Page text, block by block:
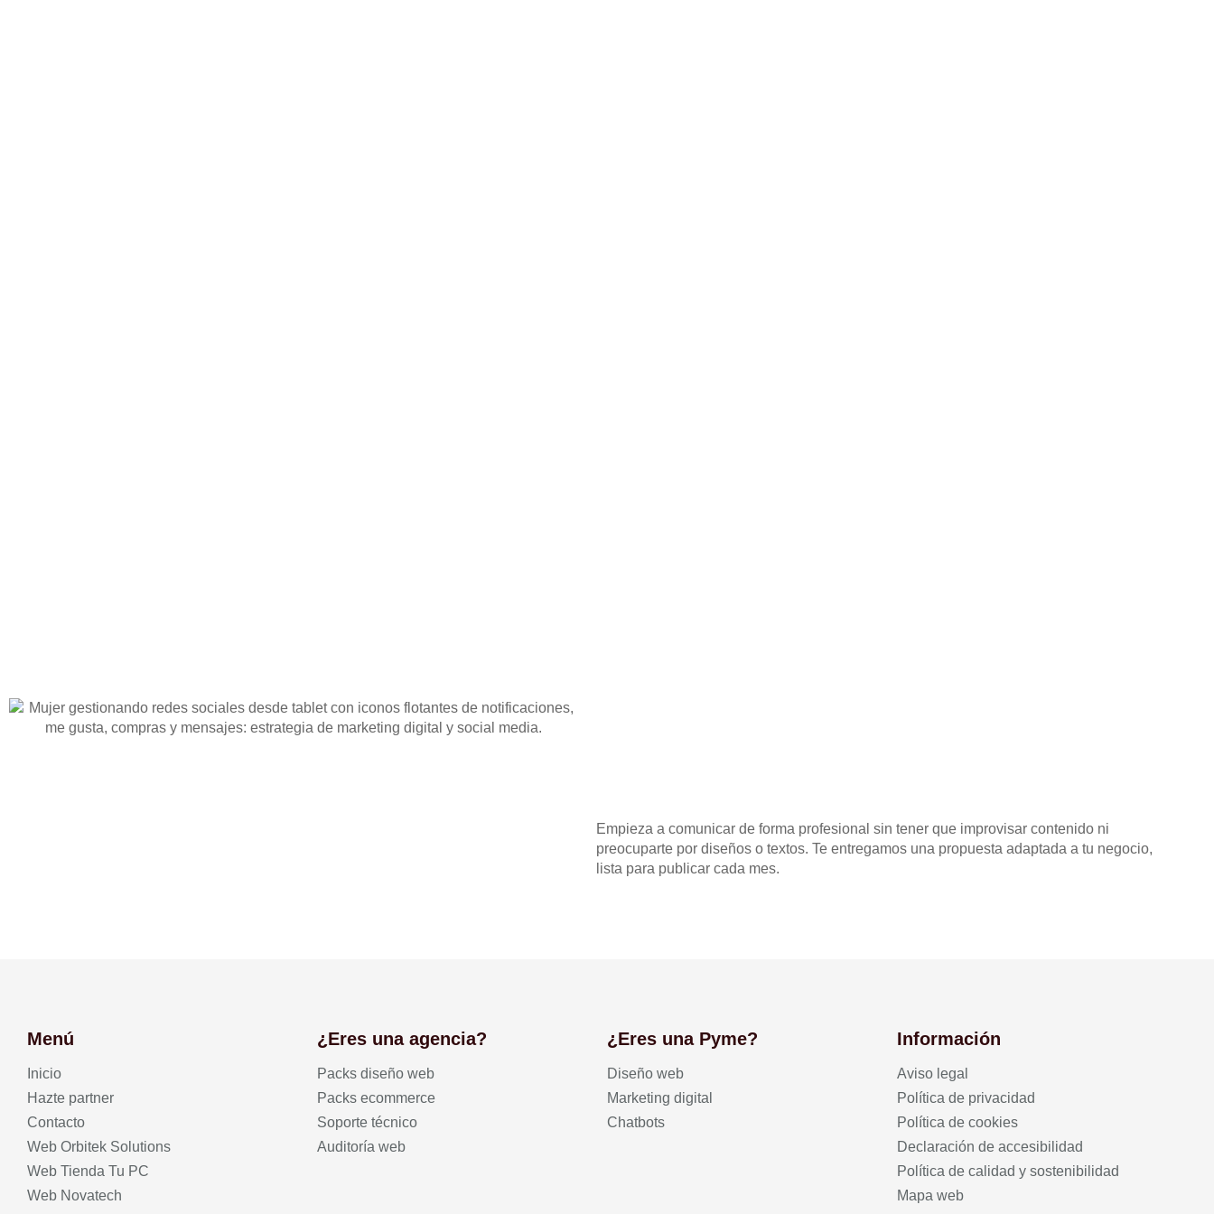
Empieza a comunicar de forma profesional sin tener que improvisar contenido ni
preocuparte por diseños o textos. Te entregamos una propuesta adaptada a tu negocio,
lista para publicar cada mes.
Menú
Inicio
Hazte partner
Contacto
Web Orbitek Solutions
Web Tienda Tu PC
Web Novatech
¿Eres una agencia?
Packs diseño web
Packs ecommerce
Soporte técnico
Auditoría web
¿Eres una Pyme?
Diseño web
Marketing digital
Chatbots
Información
Aviso legal
Política de privacidad
Política de cookies
Declaración de accesibilidad
Política de calidad y sostenibilidad
Mapa web